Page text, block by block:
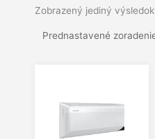
Zobrazený jediný výsledok